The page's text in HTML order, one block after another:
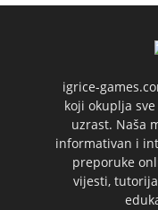
igrice-
koji okuplja
uzrast. Naša
informativan i
preporuke
vijesti,